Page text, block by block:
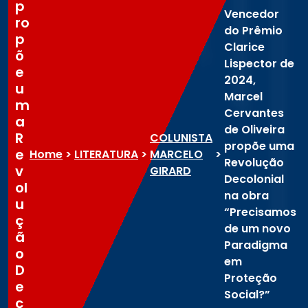
p
ro
p
õ
e
u
m
a
R
e
v
ol
u
ç
ã
o
D
e
c
Home > LITERATURA >
COLUNISTA
MARCELO
GIRARD
>
Vencedor
do Prêmio
Clarice
Lispector de
2024,
Marcel
Cervantes
de Oliveira
propõe uma
Revolução
Decolonial
na obra
“Precisamos
de um novo
Paradigma
em
Proteção
Social?”